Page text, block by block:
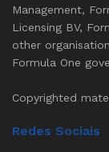
Management,
Licensing BV,
other
Formula One
Copyrighted
Redes Sociais